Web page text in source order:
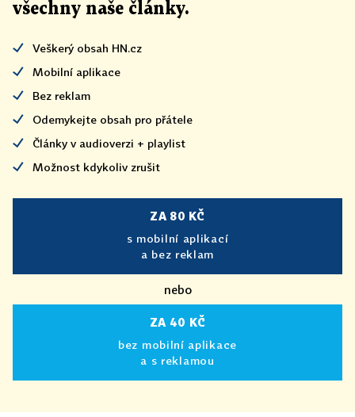
všechny naše články.
Veškerý obsah HN.cz
Mobilní aplikace
Bez reklam
Odemykejte obsah pro přátele
Články v audioverzi + playlist
Možnost kdykoliv zrušit
ZA 80 KČ
s mobilní aplikací
a bez reklam
nebo
ZA 40 KČ
bez mobilní aplikace
a s reklamou